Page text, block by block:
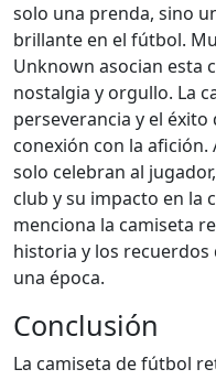
solo una prenda, sino
brillante en el fútbol.
Unknown asocian esta
nostalgia y orgullo. La
perseverancia y el éxito
conexión con la
solo celebran al
club y su impacto en la
menciona la camiseta
historia y los
una época.
Conclusión
La camiseta de fútbol